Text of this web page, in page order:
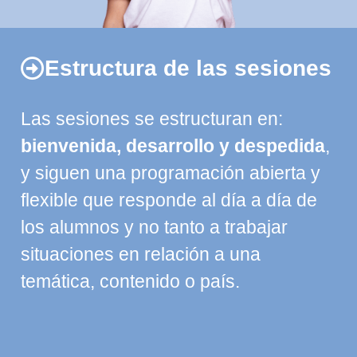
Estructura de las sesiones
Las sesiones se estructuran en:
bienvenida, desarrollo y despedida,
y siguen una programación abierta y
flexible que responde al día a día de
los alumnos y no tanto a trabajar
situaciones en relación a una
temática, contenido o país.